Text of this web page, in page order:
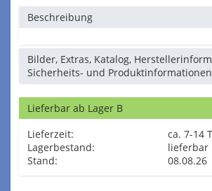
Beschreibung
Bilder, Extras, Katalog,
Sicherheits- und Produktinformationen
Lieferbar ab Lager B
Lieferzeit:
ca. 7-14
Lagerbestand:
lieferbar
Stand:
08.08.26